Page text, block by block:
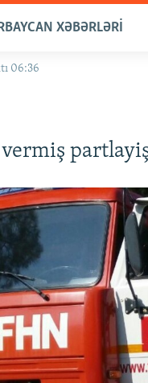
XƏBƏRLƏRI
06:36